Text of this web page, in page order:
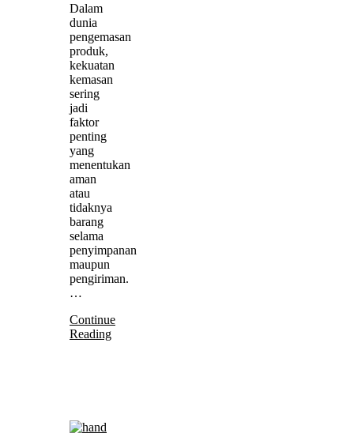
Dalam
dunia
pengemasan
produk,
kekuatan
kemasan
sering
jadi
faktor
penting
yang
menentukan
aman
atau
tidaknya
barang
selama
penyimpanan
maupun
pengiriman.
…
Continue
Reading